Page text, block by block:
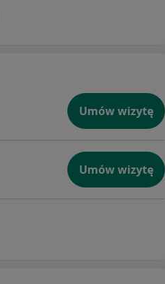
Umów wizytę
Umów wizytę